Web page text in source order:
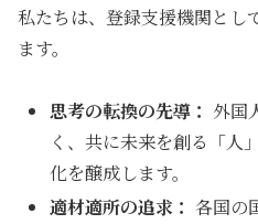
私たちは、登録支援機関とし
ます。
思考の転換の先導： 外国
く、共に未来を創る「人
化を醸成します。
適材適所の追求： 各国の